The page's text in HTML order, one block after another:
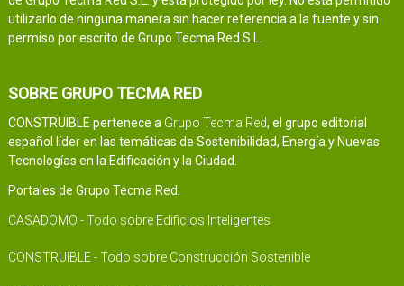
utilizarlo de ninguna manera sin hacer referencia a la fuente y sin
permiso por escrito de Grupo Tecma Red S.L.
SOBRE GRUPO TECMA RED
CONSTRUIBLE pertenece a Grupo Tecma Red, el grupo editorial
español líder en las temáticas de Sostenibilidad, Energía y Nuevas
Tecnologías en la Edificación y la Ciudad.
Portales de Grupo Tecma Red:
CASADOMO - Todo sobre Edificios Inteligentes
CONSTRUIBLE - Todo sobre Construcción Sostenible